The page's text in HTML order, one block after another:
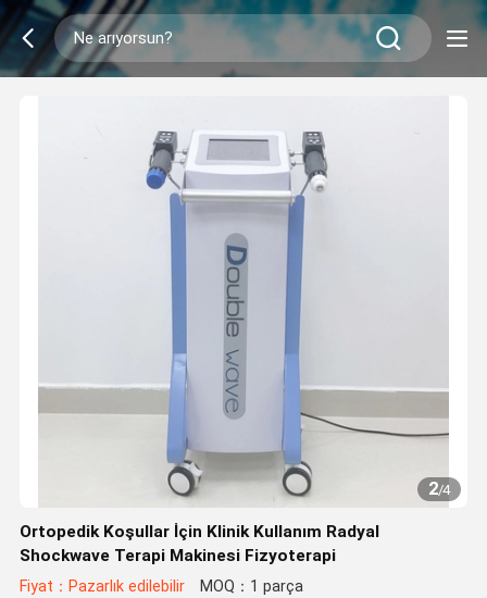
2/4
Ortopedik Koşullar İçin Klinik Kullanım Radyal
Shockwave Terapi Makinesi Fizyoterapi
Fiyat：Pazarlık edilebilir MOQ：1 parça